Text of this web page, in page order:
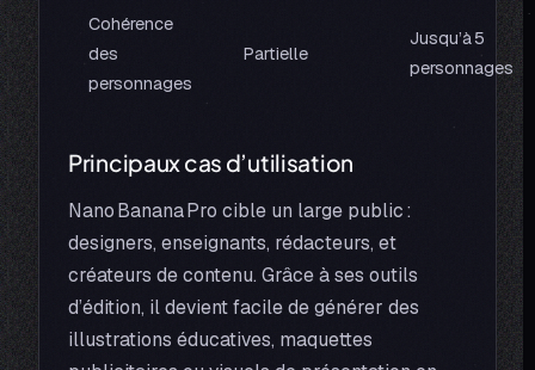
Cohérence
des
personnages
Partielle
Jusqu’à 5
personnages
Principaux cas d’utilisation
Nano Banana Pro cible un large public :
designers, enseignants, rédacteurs, et
créateurs de contenu. Grâce à ses outils
d’édition, il devient facile de générer des
illustrations éducatives, maquettes